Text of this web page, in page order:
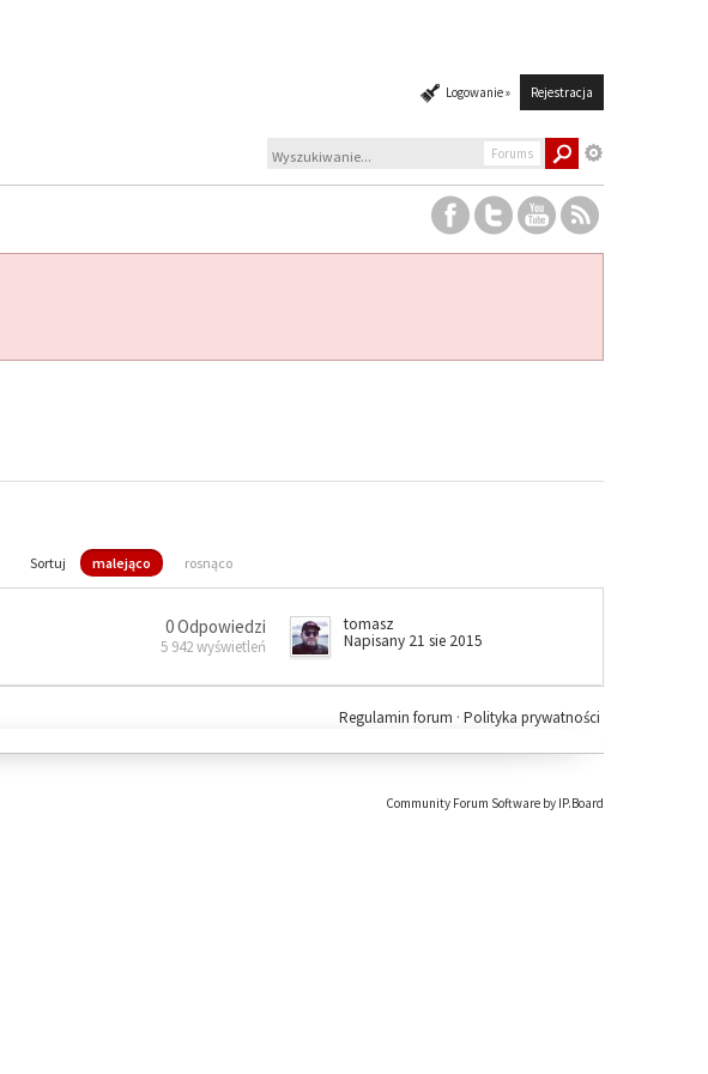
Logowanie » Rejestracja
Forums
Sortuj malejąco rosnąco
0 Odpowiedzi
5 942 wyświetleń
tomasz
Napisany 21 sie 2015
Polityka prywatności
Regulamin forum ·
Community Forum Software by IP.Board